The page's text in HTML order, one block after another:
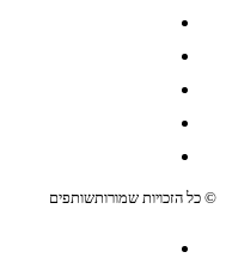
© כל הזכויות שמורותשותפים